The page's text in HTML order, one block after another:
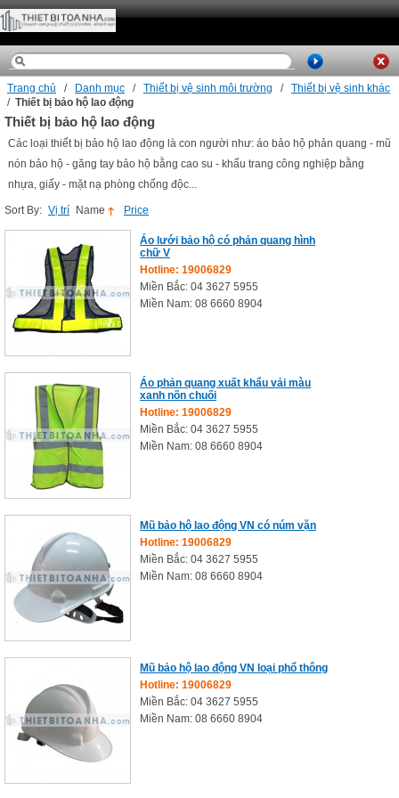
Trang chủ / Danh mục / Thiết bị vệ sinh môi trường / Thiết bị vệ sinh khác
/ Thiết bị bảo hộ lao động
Thiết bị bảo hộ lao động
Các loại thiết bị bảo hộ lao động là con người như: áo bảo hộ phản quang - mũ
nón bảo hộ - găng tay bảo hộ bằng cao su - khẩu trang công nghiệp bằng
nhựa, giấy - mặt nạ phòng chống độc...
Sort By: Vị trí Name Price
Áo lưới bảo hộ có phản quang hình
chữ V
Hotline: 19006829
Miền Bắc: 04 3627 5955
Miền Nam: 08 6660 8904
Áo phản quang xuất khẩu vải màu
xanh nõn chuối
Hotline: 19006829
Miền Bắc: 04 3627 5955
Miền Nam: 08 6660 8904
Mũ bảo hộ lao động VN có núm vặn
Hotline: 19006829
Miền Bắc: 04 3627 5955
Miền Nam: 08 6660 8904
Mũ bảo hộ lao động VN loại phổ thông
Hotline: 19006829
Miền Bắc: 04 3627 5955
Miền Nam: 08 6660 8904